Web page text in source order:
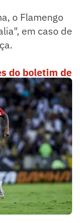
o Flamengo
em caso de
do boletim de